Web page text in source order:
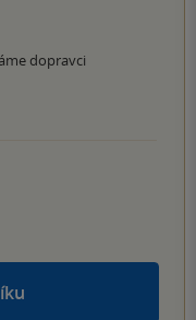
dopravci